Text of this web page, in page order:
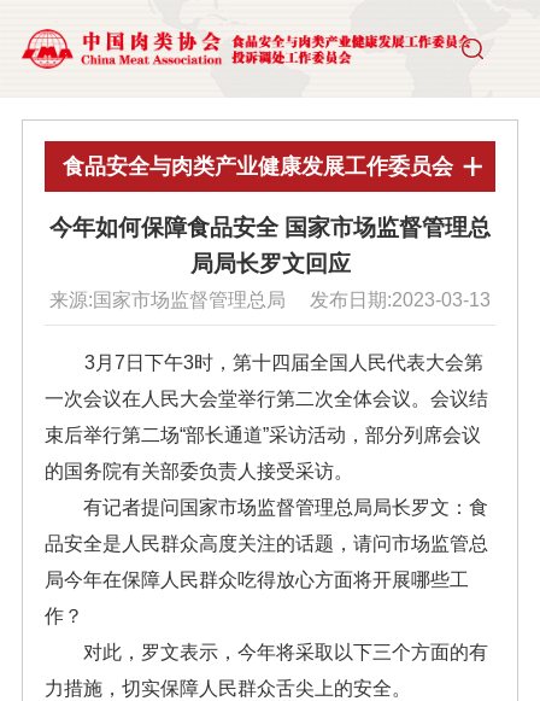
食品安全与肉类产业健康发展工作委员会
今年如何保障食品安全 国家市场监督管理总
局局长罗文回应
来源:国家市场监督管理总局 发布日期:2023-03-13
3月7日下午3时，第十四届全国人民代表大会第
一次会议在人民大会堂举行第二次全体会议。会议结
束后举行第二场“部长通道”采访活动，部分列席会议
的国务院有关部委负责人接受采访。
有记者提问国家市场监督管理总局局长罗文：食
品安全是人民群众高度关注的话题，请问市场监管总
局今年在保障人民群众吃得放心方面将开展哪些工
作？
对此，罗文表示，今年将采取以下三个方面的有
力措施，切实保障人民群众舌尖上的安全。